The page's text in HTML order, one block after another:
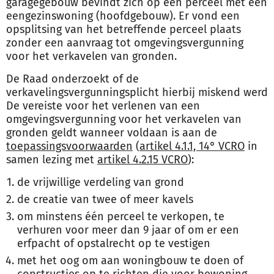
eengezinswoning (hoofdgebouw). Er vond een
opsplitsing van het betreffende perceel plaats
zonder een aanvraag tot omgevingsvergunning
voor het verkavelen van gronden.
De Raad onderzoekt of de
verkavelingsvergunningsplicht hierbij miskend werd
De vereiste voor het verlenen van een
omgevingsvergunning voor het verkavelen van
gronden geldt wanneer voldaan is aan de
toepassingsvoorwaarden (artikel 4.1.1, 14° VCRO in
samen lezing met artikel 4.2.15 VCRO):
de vrijwillige verdeling van grond
de creatie van twee of meer kavels
om minstens één perceel te verkopen, te
verhuren voor meer dan 9 jaar of om er een
erfpacht of opstalrecht op te vestigen
met het oog om aan woningbouw te doen of